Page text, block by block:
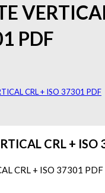
PDF
CRL + ISO 37301 PDF
CRL + ISO
CRL + ISO 37301 PDF